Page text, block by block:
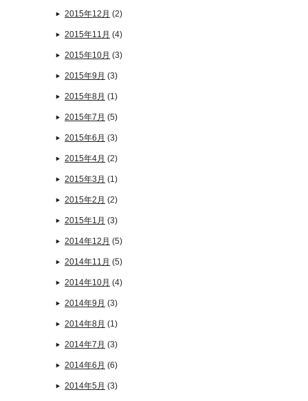
2015年12月 (2)
2015年11月 (4)
2015年10月 (3)
2015年9月 (3)
2015年8月 (1)
2015年7月 (5)
2015年6月 (3)
2015年4月 (2)
2015年3月 (1)
2015年2月 (2)
2015年1月 (3)
2014年12月 (5)
2014年11月 (5)
2014年10月 (4)
2014年9月 (3)
2014年8月 (1)
2014年7月 (3)
2014年6月 (6)
2014年5月 (3)